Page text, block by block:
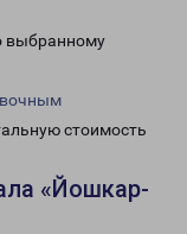
выбранному
стоимость
«Йошкар-